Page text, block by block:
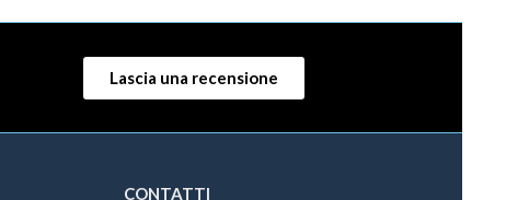
Lascia una recensione
CONTATTI